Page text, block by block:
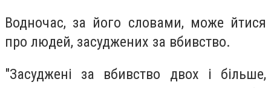
Водночас, за його словами, може йтися
про людей, засуджених за вбивство.
"Засуджені за вбивство двох і більше,